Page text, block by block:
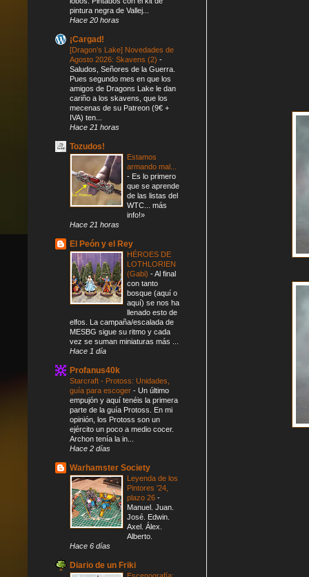
pintura negra de Vallej...
Hace 20 horas
¡Cargad!
[Dragon’s Lake] Novedades de
Agosto 2026: Skavens (2) -
Saludos, Señores de la Guerra.
Pues segundo mes en que los
amigos de Dragons Lake le dan
cariño a los skavens, que los
mecenas de su Patreon (9€ +
IVA) ten...
Hace 21 horas
Tozudos!
Estamos
armando mal...
- Es lo primero
que se aprende
de las listas del
WTC... más
info!»
Hace 21 horas
El Peón y el Rey
HÉROES DE
LOTHLORIEN
(Gabi) -Al final
con tanto
bosque (aquí o
aquí) se nos ha
llenado esto de
elfos. La campaña/escalada de
MESBG sigue su ritmo y cada
vez se suman miniaturas más ...
Hace 1 día
Profanus40k
Starcraft - Protoss: Unidades,
guía para escoger - Un último
empujón y aquí tenéis la primera
parte de la guía Protoss. En mi
opinión, los Protoss son un
ejército un poco a medio cocer.
Archon tenía la in...
Hace 2 días
Warhamster Society
Leyenda de los
Pintores '24,
plazo 26 -
Manuel. Juan.
José. Edwin.
Axel. Álex.
Alberto.
Hace 6 días
Diario de un Friki